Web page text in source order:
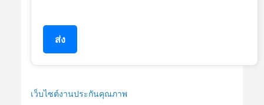
ส่ง
เว็บไซต์งานประกันคุณภาพ